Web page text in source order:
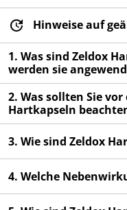
verschrieben.
Es kann anderen
diese die
Wenn Sie
sich an Ihren
für
Packungsbeilage
Hinweise auf
1. Was sind Zeldox
werden sie
2. Was sollten Sie
Hartkapseln
3. Wie sind Zeldox
4. Welche